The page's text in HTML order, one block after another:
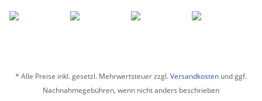
* Alle Preise inkl. gesetzl. Mehrwertsteuer zzgl.Versandkosten und ggf.
Nachnahmegebühren, wenn nicht anders beschrieben